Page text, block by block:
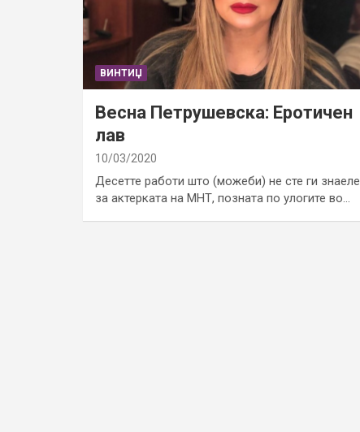
ВИНТИЏ
Весна Петрушевска: Еротичен
лав
10/03/2020
Десетте работи што (можеби) не сте ги знаеле
за актерката на МНТ, позната по улогите во…